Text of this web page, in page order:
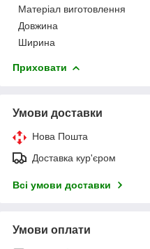
Матеріал виготовлення
Довжина
Ширина
Приховати
Умови доставки
Нова Пошта
Доставка кур'єром
Всі умови доставки
Умови оплати